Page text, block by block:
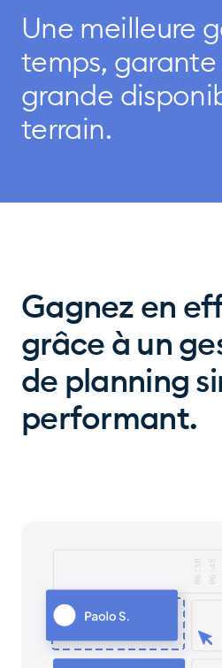
Une meilleure
temps,
grande
terrain.
Gagnez en
grâce à un
de planning
performant.